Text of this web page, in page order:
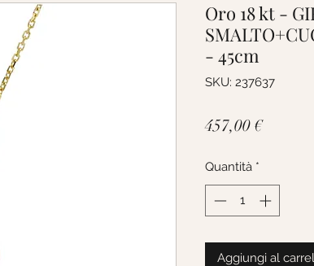
Oro 18 kt -
- 45cm
SKU: 237637
457,00 €Prezzo
Quantità *
Aggiungi al